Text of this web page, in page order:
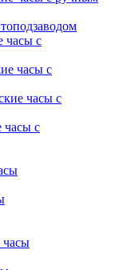
часы с
часы с
часы с
часы с